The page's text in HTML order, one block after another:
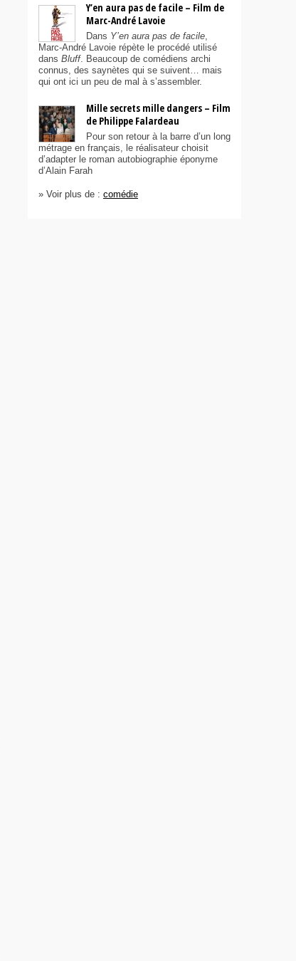
Y’en aura pas de facile – Film de
Marc-André Lavoie
Dans Y’en aura pas de facile,
Marc-André Lavoie répète le procédé utilisé
dans Bluff. Beaucoup de comédiens archi
connus, des saynètes qui se suivent… mais
qui ont ici un peu de mal à s’assembler.
Mille secrets mille dangers – Film
de Philippe Falardeau
Pour son retour à la barre d’un long
métrage en français, le réalisateur choisit
d’adapter le roman autobiographie éponyme
d’Alain Farah
» Voir plus de : comédie